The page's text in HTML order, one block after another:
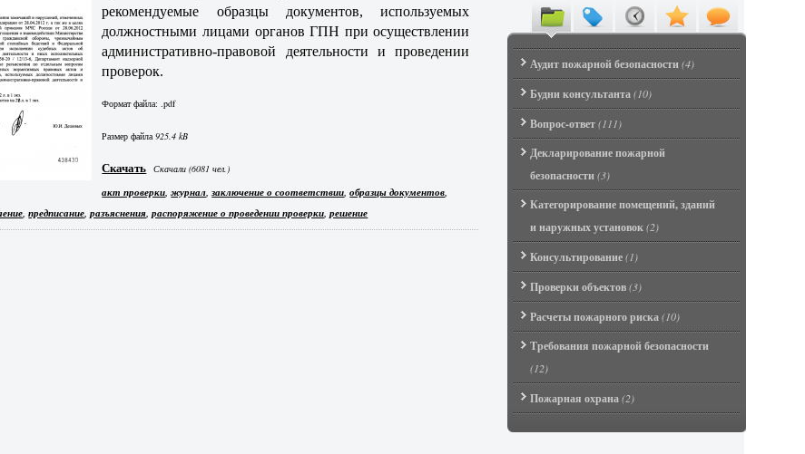
рекомендуемые образцы документов, используемых
должностными лицами органов ГПН при осуществлении
административно-правовой деятельности и проведении
проверок.
Формат файла: .pdf
Размер файла925.4 kB
Скачать Скачали (6081 чел.)
акт проверки,журнал,заключение о соответствии,образцы документов,
,предписание,разъяснения,распоряжение о проведении проверки,решение
Аудит пожарной безопасности(4)
Будни консультанта(10)
Вопрос-ответ(111)
Декларирование пожарной
безопасности(3)
Категорирование помещений, зданий
и наружных установок(2)
Консультирование(1)
Проверки объектов(3)
Расчеты пожарного риска(10)
Требования пожарной безопасности
(12)
Пожарная охрана(2)